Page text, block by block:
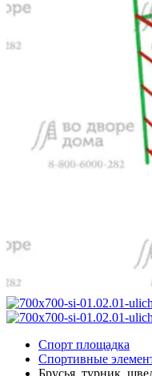
Спорт площадка
Спортивные